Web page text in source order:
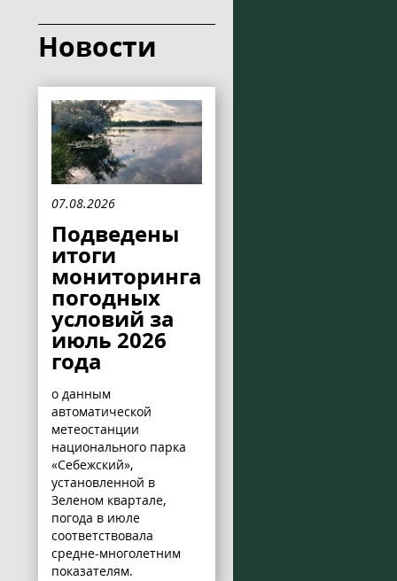
Новости
07.08.2026
Подведены
итоги
мониторинга
погодных
условий за
июль 2026
года
о данным
автоматической
метеостанции
национального парка
«Себежский»,
установленной в
Зеленом квартале,
погода в июле
соответствовала
средне-многолетним
показателям.